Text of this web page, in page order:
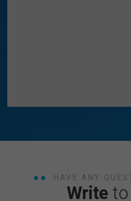
HAVE ANY
Write